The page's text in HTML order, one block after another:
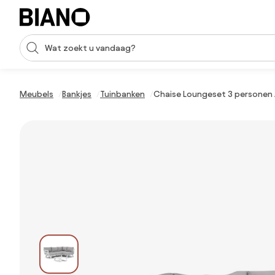
Navigatie overslaan, naar inhoud springen
Zoekopdracht invoeren
Meubels Bankjes Tuinbanken Chaise Loungeset 3